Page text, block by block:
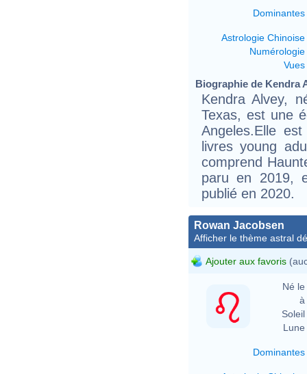
Dominantes
Astrologie Chinoise
Numérologie
Vues
Biographie de Kendra
Kendra Alvey,
Texas, est une
Angeles.Elle
livres young
comprend
paru en 2019,
publié en 2020.
Rowan Jacobsen
Afficher le thème astral
Ajouter aux favoris
Né le
à
Soleil
Lune
Dominantes